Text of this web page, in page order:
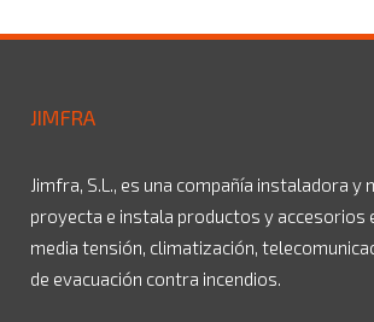
JIMFRA
Jimfra, S.L., es una compañía instaladora y
proyecta e instala productos y accesorios
media tensión, climatización,
de evacuación contra incendios.